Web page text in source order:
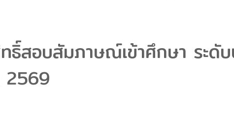
ทธิ์สอบสัมภาษณ์เข้าศึกษา ระ
2569